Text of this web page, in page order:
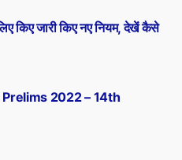
Prelims 2022 – 14th
किए जारी किए नए नियम, देखें कैसे